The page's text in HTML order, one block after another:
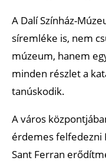
A Dalí Színház-
síremléke is, nem
múzeum, hanem
minden részlet a
tanúskodik.
A város
érdemes felfedezni
Sant Ferran